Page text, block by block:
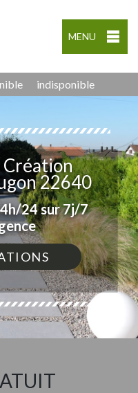
MENU
indisponible
22640
24 sur 7j/7